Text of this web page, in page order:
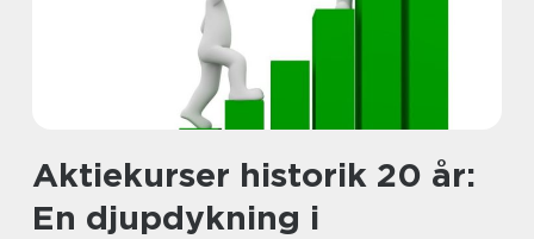
Aktiekurser historik 20 år:
En djupdykning i